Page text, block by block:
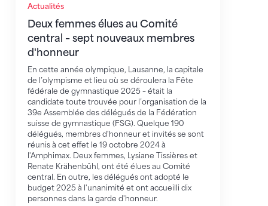
Actualités
Deux femmes élues au Comité
central – sept nouveaux membres
d'honneur
En cette année olympique, Lausanne, la capitale
de l’olympisme et lieu où se déroulera la Fête
fédérale de gymnastique 2025 – était la
candidate toute trouvée pour l’organisation de la
39e Assemblée des délégués de la Fédération
suisse de gymnastique (FSG). Quelque 190
délégués, membres d'honneur et invités se sont
réunis à cet effet le 19 octobre 2024 à
l'Amphimax. Deux femmes, Lysiane Tissières et
Renate Krähenbühl, ont été élues au Comité
central. En outre, les délégués ont adopté le
budget 2025 à l'unanimité et ont accueilli dix
personnes dans la garde d'honneur.